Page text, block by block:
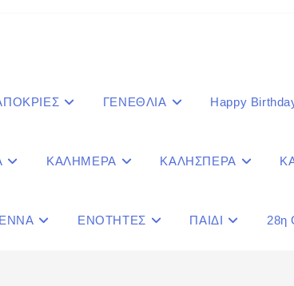
ΓΕΝΕΘΛΙΑ Happy
ΚΑΛΗΜΕΡΑ ΚΑΛΗΣΠΕΡΑ
ΕΝΟΤΗΤΕΣ ΠΑΙΔΙ 28η